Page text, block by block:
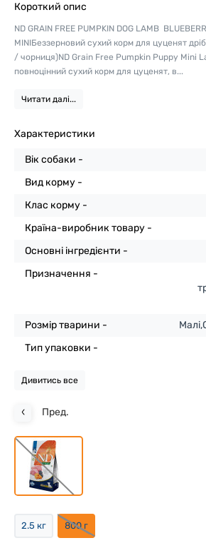
Короткий опис
ND GRAIN FREE PUMPKIN DOG LAMB
MINIБеззерновий сухий корм для цуценят
/ чорниця)ND Grain Free Pumpkin Puppy Mini
повноцінний сухий корм для цуценят, в...
Читати далі...
Характеристики
Вік собаки -
Вид корму -
Клас корму -
Країна-виробник товару -
Основні інгредієнти -
Призначення -
Розмір тварини -
Тип упаковки -
Дивитись все
Пред.
2.5 кг 800 г